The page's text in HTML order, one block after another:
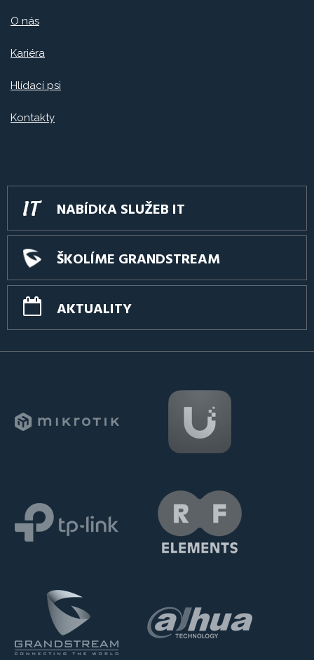
O nás
Kariéra
Hlídací psi
Kontakty
NABÍDKA SLUŽEB IT
ŠKOLÍME GRANDSTREAM
AKTUALITY